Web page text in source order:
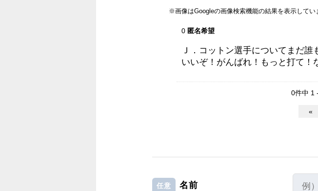
※画像はGoogleの画像検索機能の結果を表示してい
0 匿名希望
Ｊ．コットン選手についてまだ誰
いいぞ！がんばれ！もっと打て！
0件中 1
«
任意 名前